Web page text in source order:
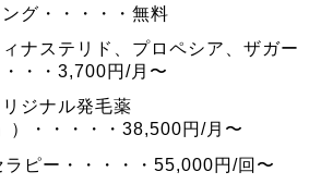
グ・・・・・無料
ナステリド、プロペシア、ザガー
・・3,700円/月〜
ジナル発毛薬
）・・・・・38,500円/月〜
ピー・・・・・55,000円/回〜